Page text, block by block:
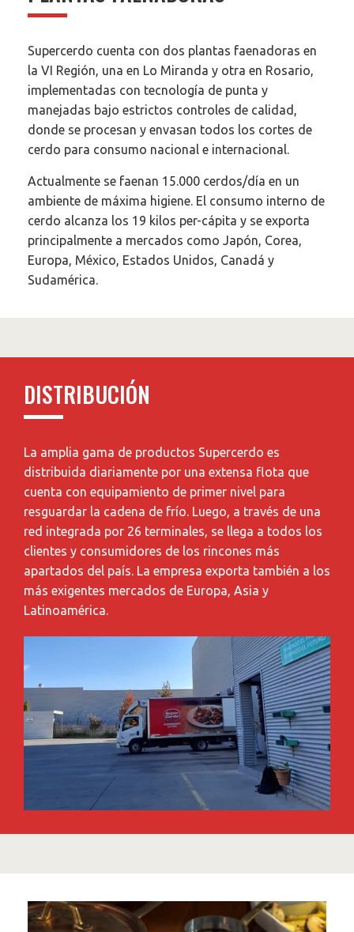
Supercerdo cuenta con dos plantas faenadoras en
la VI Región, una en Lo Miranda y otra en Rosario,
implementadas con tecnología de punta y
manejadas bajo estrictos controles de calidad,
donde se procesan y envasan todos los cortes de
cerdo para consumo nacional e internacional.
Actualmente se faenan 15.000 cerdos/día en un
ambiente de máxima higiene. El consumo interno de
cerdo alcanza los 19 kilos per-cápita y se exporta
principalmente a mercados como Japón, Corea,
Europa, México, Estados Unidos, Canadá y
Sudamérica.
DISTRIBUCIÓN
La amplia gama de productos Supercerdo es
distribuida diariamente por una extensa flota que
cuenta con equipamiento de primer nivel para
resguardar la cadena de frío. Luego, a través de una
red integrada por 26 terminales, se llega a todos los
clientes y consumidores de los rincones más
apartados del país. La empresa exporta también a los
más exigentes mercados de Europa, Asia y
Latinoamérica.